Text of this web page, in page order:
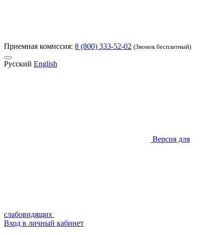
Приемная комиссия: 8 (800) 333-52-02 (Звонок бесплатный)
Русский English
Версия для
слабовидящих
Вход в личный кабинет